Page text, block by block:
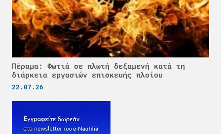
Πέραμα: Φωτιά σε πλωτή δεξαμενή κατά τη
διάρκεια εργασιών επισκευής πλοίου
22.07.26